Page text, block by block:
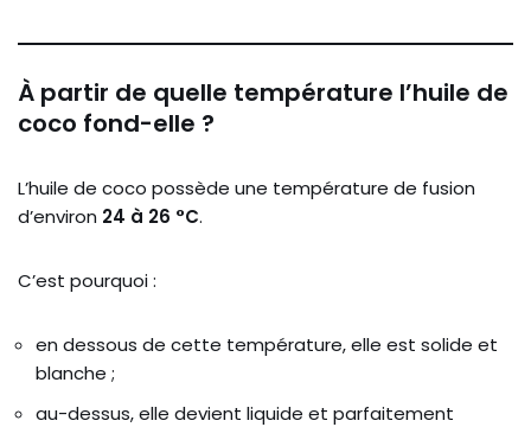
À partir de quelle température l’huile de
coco fond-elle ?
L’huile de coco possède une température de fusion
d’environ 24 à 26 °C.
C’est pourquoi :
en dessous de cette température, elle est solide et
blanche ;
au-dessus, elle devient liquide et parfaitement